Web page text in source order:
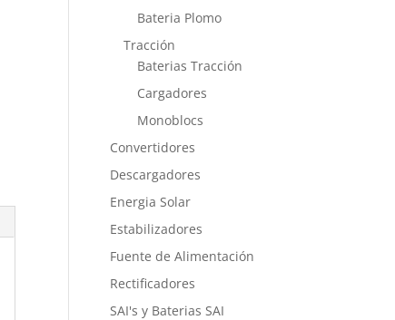
Bateria Plomo
Tracción
Baterias Tracción
Cargadores
Monoblocs
Convertidores
Descargadores
Energia Solar
Estabilizadores
Fuente de Alimentación
Rectificadores
SAI's y Baterias SAI